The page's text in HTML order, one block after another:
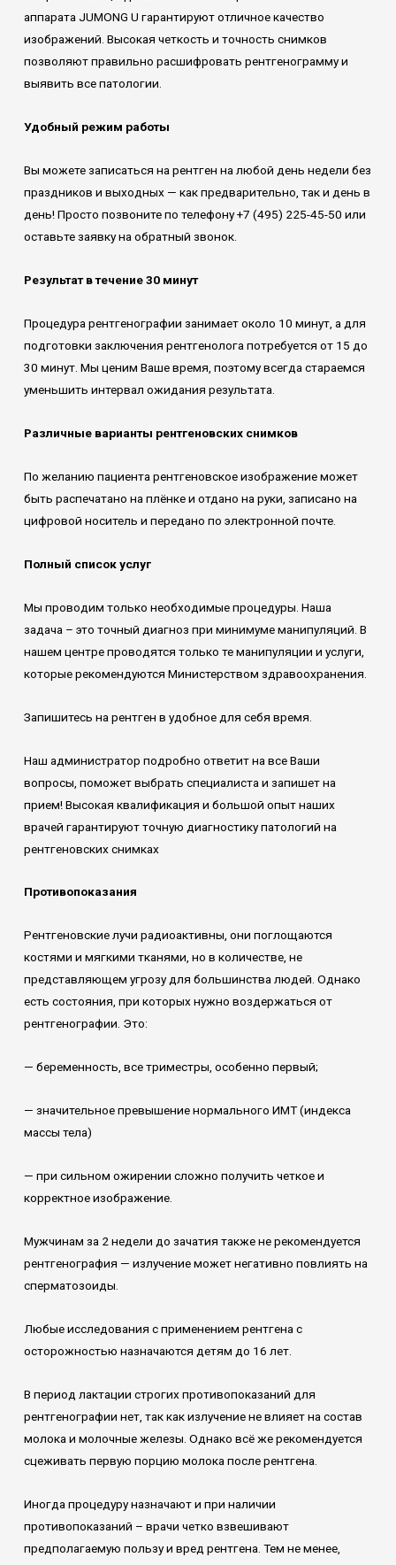
аппарата JUMONG U гарантируют отличное качество
изображений. Высокая четкость и точность снимков
позволяют правильно расшифровать рентгенограмму и
выявить все патологии.
Удобный режим работы
Вы можете записаться на рентген на любой день недели без
праздников и выходных — как предварительно, так и день в
день! Просто позвоните по телефону +7 (495) 225-45-50 или
оставьте заявку на обратный звонок.
Результат в течение 30 минут
Процедура рентгенографии занимает около 10 минут, а для
подготовки заключения рентгенолога потребуется от 15 до
30 минут. Мы ценим Ваше время, поэтому всегда стараемся
уменьшить интервал ожидания результата.
Различные варианты рентгеновских снимков
По желанию пациента рентгеновское изображение может
быть распечатано на плёнке и отдано на руки, записано на
цифровой носитель и передано по электронной почте.
Полный список услуг
Мы проводим только необходимые процедуры. Наша
задача – это точный диагноз при минимуме манипуляций. В
нашем центре проводятся только те манипуляции и услуги,
которые рекомендуются Министерством здравоохранения.
Запишитесь на рентген в удобное для себя время.
Наш администратор подробно ответит на все Ваши
вопросы, поможет выбрать специалиста и запишет на
прием! Высокая квалификация и большой опыт наших
врачей гарантируют точную диагностику патологий на
рентгеновских снимках
Противопоказания
Рентгеновские лучи радиоактивны, они поглощаются
костями и мягкими тканями, но в количестве, не
представляющем угрозу для большинства людей. Однако
есть состояния, при которых нужно воздержаться от
рентгенографии. Это:
— беременность, все триместры, особенно первый;
— значительное превышение нормального ИМТ (индекса
массы тела)
— при сильном ожирении сложно получить четкое и
корректное изображение.
Мужчинам за 2 недели до зачатия также не рекомендуется
рентгенография — излучение может негативно повлиять на
сперматозоиды.
Любые исследования с применением рентгена с
осторожностью назначаются детям до 16 лет.
В период лактации строгих противопоказаний для
рентгенографии нет, так как излучение не влияет на состав
молока и молочные железы. Однако всё же рекомендуется
сцеживать первую порцию молока после рентгена.
Иногда процедуру назначают и при наличии
противопоказаний – врачи четко взвешивают
предполагаемую пользу и вред рентгена. Тем не менее,